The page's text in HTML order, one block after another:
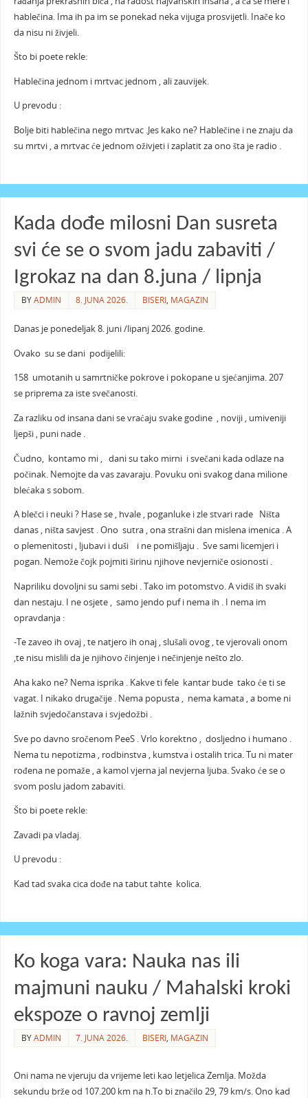
hablečina. Ima ih pa im se ponekad neka vijuga prosvijetli. Inače ko
da nisu ni živjeli.
Što bi poete rekle:
Hablečina jednom i mrtvac jednom , ali zauvijek.
U prevodu :
Bolje biti hablečina nego mrtvac .Jes kako ne? Hablečine i ne znaju da
su mrtvi , a mrtvac će jednom oživjeti i zaplatit za ono šta je radio .
Kada dođe milosni Dan susreta
svi će se o svom jadu zabaviti /
Igrokaz na dan 8.juna / lipnja
BYADMIN 8. JUNA 2026. BISERI, MAGAZIN
Danas je ponedeljak 8. juni /lipanj 2026. godine.
Ovako su se dani podijelili:
158 umotanih u samrtničke pokrove i pokopane u sjećanjima. 207
se priprema za iste svečanosti.
Za razliku od insana dani se vraćaju svake godine , noviji , umiveniji
ljepši , puni nade .
Čudno, kontamo mi , dani su tako mirni i svečani kada odlaze na
počinak. Nemojte da vas zavaraju. Povuku oni svakog dana milione
blećaka s sobom.
A blečci i neuki ? Hase se , hvale , poganluke i zle stvari rade Ništa
danas , ništa savjest . Ono sutra , ona strašni dan mislena imenica . A
o plemenitosti , ljubavi i duši i ne pomišljaju . Sve sami licemjeri i
pogan. Nemože čojk pojmiti širinu njihove nevjerniče osionosti .
Napriliku dovoljni su sami sebi . Tako im potomstvo. A vidiš ih svaki
dan nestaju. I ne osjete , samo jendo puf i nema ih . I nema im
opravdanja :
-Te zaveo ih ovaj , te natjero ih onaj , slušali ovog , te vjerovali onom
,te nisu mislili da je njihovo činjenje i nečinjenje nešto zlo.
Aha kako ne? Nema isprika . Kakve ti fele kantar bude tako će ti se
vagat. I nikako drugačije . Nema popusta , nema kamata , a bome ni
lažnih svjedočanstava i svjedožbi .
Sve po davno sročenom PeeS . Vrlo korektno , dosljedno i humano .
Nema tu nepotizma , rodbinstva , kumstva i ostalih trica. Tu ni mater
rođena ne pomaže , a kamol vjerna jal nevjerna ljuba. Svako će se o
svom poslu jadom zabaviti.
Što bi poete rekle:
Zavadi pa vladaj.
U prevodu :
Kad tad svaka cica dođe na tabut tahte kolica.
Ko koga vara: Nauka nas ili
majmuni nauku / Mahalski kroki
ekspoze o ravnoj zemlji
BYADMIN 7. JUNA 2026. BISERI, MAGAZIN
Oni nama ne vjeruju da vrijeme leti kao letjelica Zemlja. Možda
sekundu brže od 107.200 km na h.To bi značilo 29, 79 km/s. Ono kad